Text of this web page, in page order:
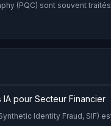
(PQC) sont souvent
pour Secteur Financier
Identity Fraud, SIF)